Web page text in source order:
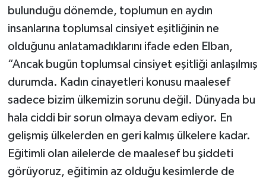
bulunduğu dönemde, toplumun en aydın
insanlarına toplumsal cinsiyet eşitliğinin ne
olduğunu anlatamadıklarını ifade eden Elban,
“Ancak bugün toplumsal cinsiyet eşitliği anlaşılmış
durumda. Kadın cinayetleri konusu maalesef
sadece bizim ülkemizin sorunu değil. Dünyada bu
hala ciddi bir sorun olmaya devam ediyor. En
gelişmiş ülkelerden en geri kalmış ülkelere kadar.
Eğitimli olan ailelerde de maalesef bu şiddeti
görüyoruz, eğitimin az olduğu kesimlerde de